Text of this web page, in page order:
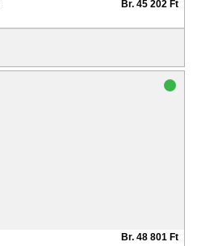
Br. 45 202 Ft
Br. 48 801 Ft